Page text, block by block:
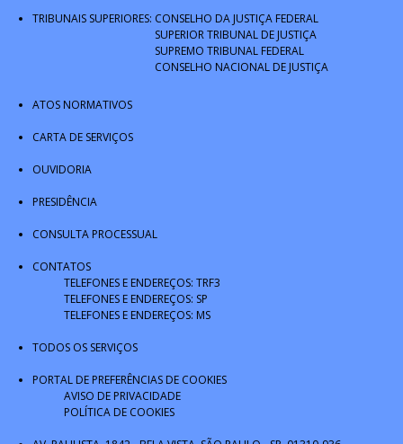
TRIBUNAIS SUPERIORES: CONSELHO DA JUSTIÇA FEDERAL
SUPERIOR TRIBUNAL DE JUSTIÇA
SUPREMO TRIBUNAL FEDERAL
CONSELHO NACIONAL DE JUSTIÇA
ATOS NORMATIVOS
CARTA DE SERVIÇOS
OUVIDORIA
PRESIDÊNCIA
CONSULTA PROCESSUAL
CONTATOS
TELEFONES E ENDEREÇOS: TRF3
TELEFONES E ENDEREÇOS: SP
TELEFONES E ENDEREÇOS: MS
TODOS OS SERVIÇOS
PORTAL DE PREFERÊNCIAS DE COOKIES
AVISO DE PRIVACIDADE
POLÍTICA DE COOKIES